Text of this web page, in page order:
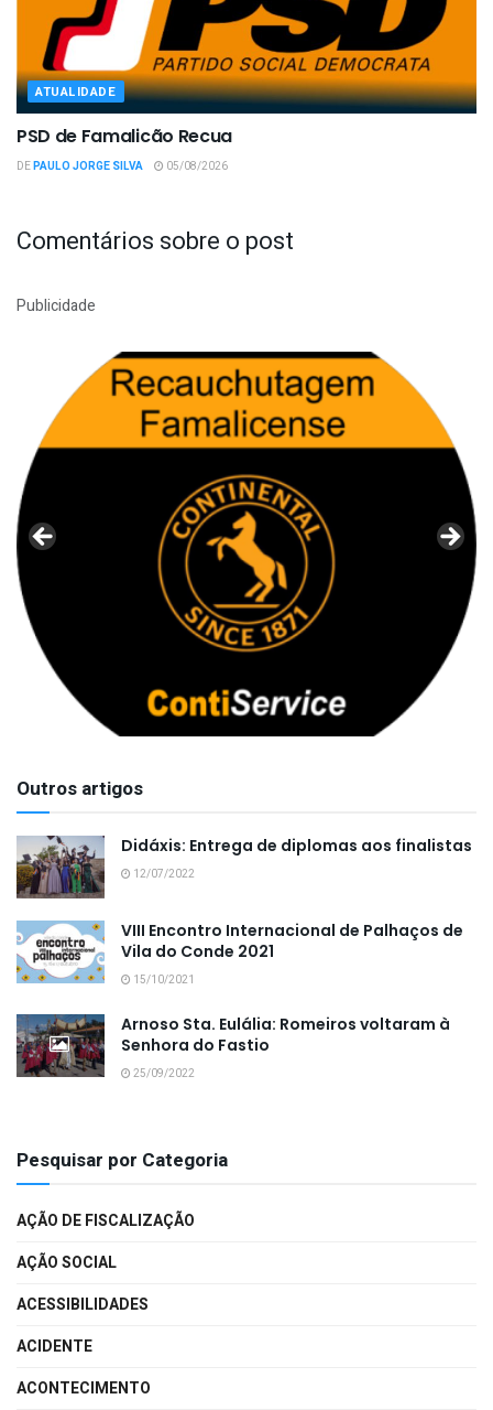
ATUALIDADE
PSD de Famalicão Recua
DEPAULO JORGE SILVA 05/08/2026
Comentários sobre o post
Publicidade
Outros artigos
Didáxis: Entrega de diplomas aos finalistas
12/07/2022
VIII Encontro Internacional de Palhaços de
Vila do Conde 2021
15/10/2021
Arnoso Sta. Eulália: Romeiros voltaram à
Senhora do Fastio
25/09/2022
Pesquisar por Categoria
AÇÃO DE FISCALIZAÇÃO
AÇÃO SOCIAL
ACESSIBILIDADES
ACIDENTE
ACONTECIMENTO